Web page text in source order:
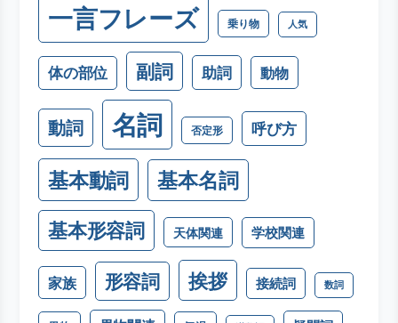
一言フレーズ 乗り物 人気
体の部位 副詞 助詞 動物
動詞 名詞 否定形 呼び方
基本動詞 基本名詞
基本形容詞 天体関連 学校関連
家族 形容詞 挨拶 接続詞 数詞